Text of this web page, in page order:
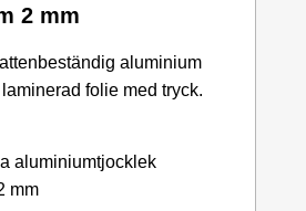
2 mm
aluminium
folie med tryck.
aluminiumtjocklek
mm